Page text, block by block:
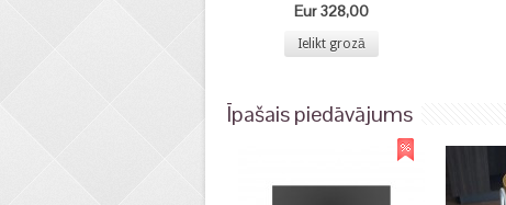
Eur 328,00
Ielikt grozā
Īpašais piedāvājums